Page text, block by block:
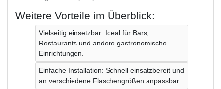
Weitere Vorteile im Überblick:
Vielseitig einsetzbar: Ideal für Bars,
Restaurants und andere gastronomische
Einrichtungen.
Einfache Installation: Schnell einsatzbereit und
an verschiedene Flaschengrößen anpassbar.